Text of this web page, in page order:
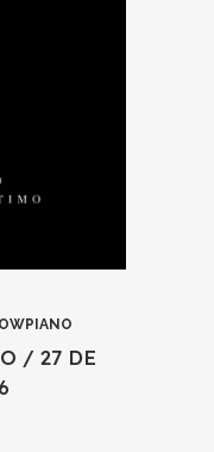
/ 27 DE